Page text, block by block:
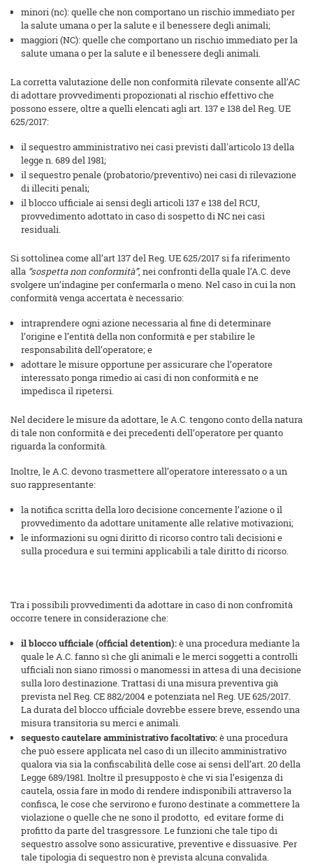
minori (nc): quelle che non comportano un rischio immediato per
la salute umana o per la salute e il benessere degli animali;
maggiori (NC): quelle che comportano un rischio immediato per la
salute umana o per la salute e il benessere degli animali.
La corretta valutazione delle non conformità rilevate consente all’AC
di adottare provvedimenti propozionati al rischio effettivo che
possono essere, oltre a quelli elencati agli art. 137 e 138 del Reg. UE
625/2017:
il sequestro amministrativo nei casi previsti dall'articolo 13 della
legge n. 689 del 1981;
il sequestro penale (probatorio/preventivo) nei casi di rilevazione
di illeciti penali;
il blocco ufficiale ai sensi degli articoli 137 e 138 del RCU,
provvedimento adottato in caso di sospetto di NC nei casi
residuali.
Si sottolinea come all’art 137 del Reg. UE 625/2017 si fa riferimento
alla “sospetta non conformità”, nei confronti della quale l’A.C. deve
svolgere un’indagine per confermarla o meno. Nel caso in cui la non
conformità venga accertata è necessario:
intraprendere ogni azione necessaria al fine di determinare
l’origine e l’entità della non conformità e per stabilire le
responsabilità dell’operatore; e
adottare le misure opportune per assicurare che l’operatore
interessato ponga rimedio ai casi di non conformità e ne
impedisca il ripetersi.
Nel decidere le misure da adottare, le A.C. tengono conto della natura
di tale non conformità e dei precedenti dell’operatore per quanto
riguarda la conformità.
Inoltre, le A.C. devono trasmettere all’operatore interessato o a un
suo rappresentante:
la notifica scritta della loro decisione concernente l’azione o il
provvedimento da adottare unitamente alle relative motivazioni;
le informazioni su ogni diritto di ricorso contro tali decisioni e
sulla procedura e sui termini applicabili a tale diritto di ricorso.
Tra i possibili provvedimenti da adottare in caso di non confromità
occorre tenere in considerazione che:
il blocco ufficiale (official detention):è una procedura mediante la
quale le A.C. fanno sì che gli animali e le merci soggetti a controlli
ufficiali non siano rimossi o manomessi in attesa di una decisione
sulla loro destinazione. Trattasi di una misura preventiva già
prevista nel Reg. CE 882/2004 e potenziata nel Reg. UE 625/2017.
La durata del blocco ufficiale dovrebbe essere breve, essendo una
misura transitoria su merci e animali.
sequesto cautelare amministrativo facoltativo:è una procedura
che può essere applicata nel caso di un illecito amministrativo
qualora via sia la confiscabilità delle cose ai sensi dell’art. 20 della
Legge 689/1981. Inoltre il presupposto è che vi sia l’esigenza di
cautela, ossia fare in modo di rendere indisponibili attraverso la
confisca, le cose che servirono e furono destinate a commettere la
violazione o quelle che ne sono il prodotto, ed evitare forme di
profitto da parte del trasgressore. Le funzioni che tale tipo di
sequestro assolve sono assicurative, preventive e dissuasive. Per
tale tipologia di sequestro non è prevista alcuna convalida.